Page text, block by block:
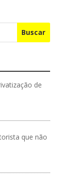
Buscar
de
que não